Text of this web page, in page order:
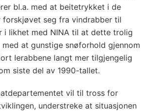
bl.a. med at beitetrykket i de
forskjøvet seg fra vindrabber til
i likhet med NINA til at dette trolig
med at gunstige snøforhold gjennom
lerabbene langt mer tilgjengelig
siste del av 1990-tallet.
vil til tross for
understreke at situasjonen